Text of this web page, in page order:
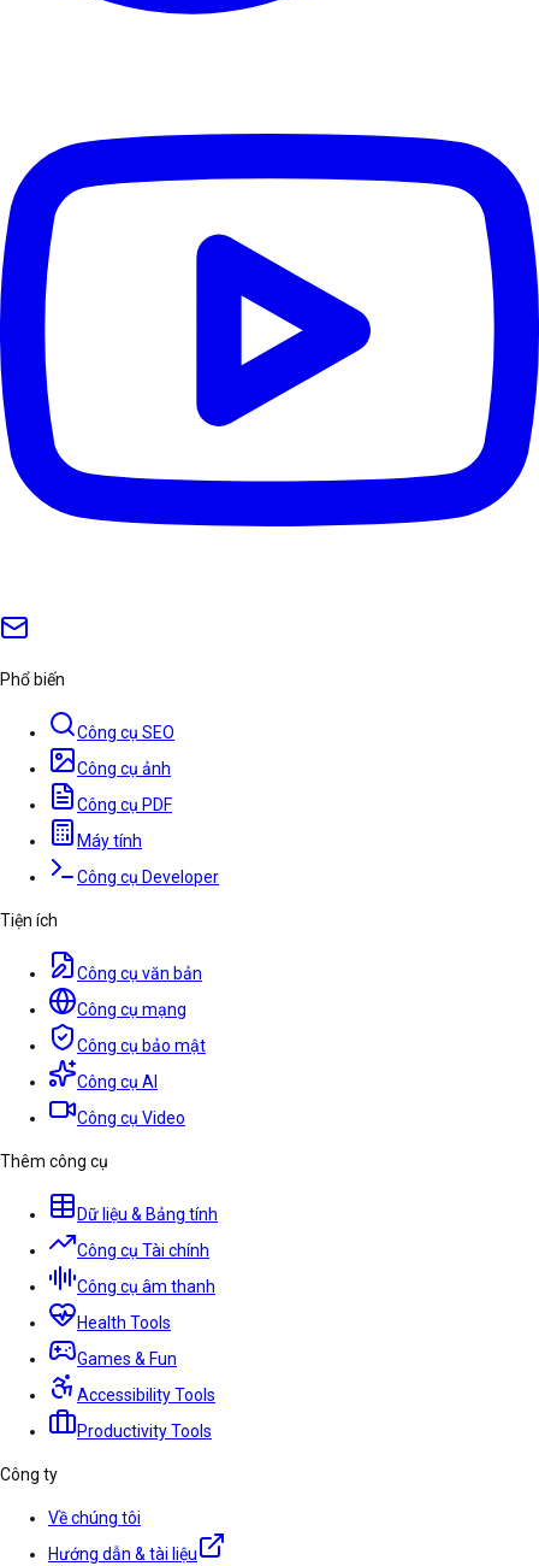
Phổ biến
Công cụ SEO
Công cụ ảnh
Công cụ PDF
Máy tính
Công cụ Developer
Tiện ích
Công cụ văn bản
Công cụ mạng
Công cụ bảo mật
Công cụ AI
Công cụ Video
Thêm công cụ
Dữ liệu & Bảng tính
Công cụ Tài chính
Công cụ âm thanh
Health Tools
Games & Fun
Accessibility Tools
Productivity Tools
Công ty
Về chúng tôi
Hướng dẫn & tài liệu